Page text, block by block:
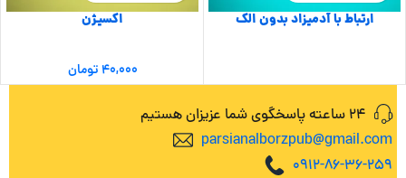
ارتباط با آدمیزاد بدون الک اکسیژن
۴۰,۰۰۰تومان
24 ساعته پاسخگوی شما عزیزان هستیم
parsianalborzpub@gmail.com
0912-86-36-259